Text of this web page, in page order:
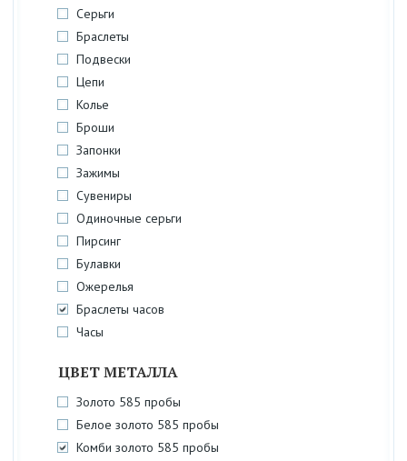
Серьги
Браслеты
Подвески
Цепи
Колье
Броши
Запонки
Зажимы
Сувениры
Одиночные серьги
Пирсинг
Булавки
Ожерелья
Браслеты часов
Часы
ЦВЕТ МЕТАЛЛА
Золото 585 пробы
Белое золото 585 пробы
Комби золото 585 пробы